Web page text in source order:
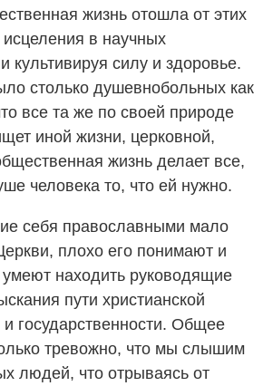
жизнь отошла от этих
в научных
культивируя силу и здоровье.
столько душевнобольных как
все та же по своей природе
иной жизни, церковной,
жизнь делает все,
человека то, что ей нужно.
себя православными мало
плохо его понимают и
умеют находить руководящие
пути христианской
государственности. Общее
тревожно, что мы слышим
людей, что отрываясь от